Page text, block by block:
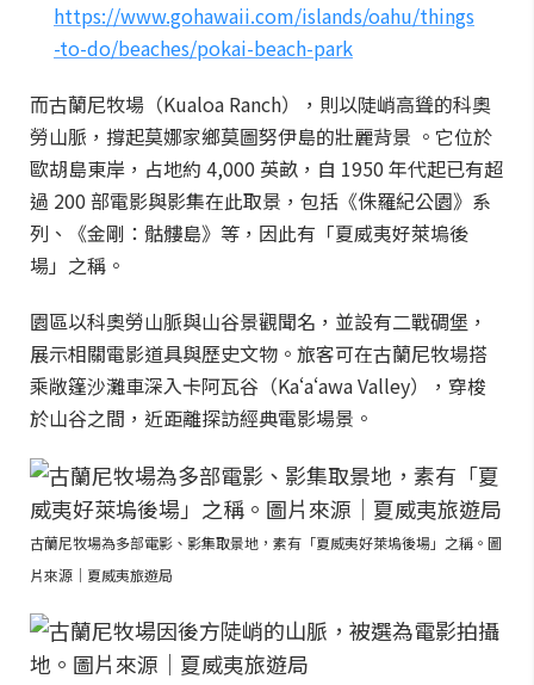
https://www.gohawaii.com/islands/oahu/things
-to-do/beaches/pokai-beach-park
而古蘭尼牧場（Kualoa Ranch），則以陡峭高聳的科奧
勞山脈，撐起莫娜家鄉莫圖努伊島的壯麗背景 。它位於
歐胡島東岸，占地約 4,000 英畝，自 1950 年代起已有超
過 200 部電影與影集在此取景，包括《侏羅紀公園》系
列、《金剛：骷髏島》等，因此有「夏威夷好萊塢後
場」之稱。
園區以科奧勞山脈與山谷景觀聞名，並設有二戰碉堡，
展示相關電影道具與歷史文物。旅客可在古蘭尼牧場搭
乘敞篷沙灘車深入卡阿瓦谷（Kaʻaʻawa Valley），穿梭
於山谷之間，近距離探訪經典電影場景。
古蘭尼牧場為多部電影、影集取景地，素有「夏威夷好萊塢後場」之稱。圖
片來源｜夏威夷旅遊局